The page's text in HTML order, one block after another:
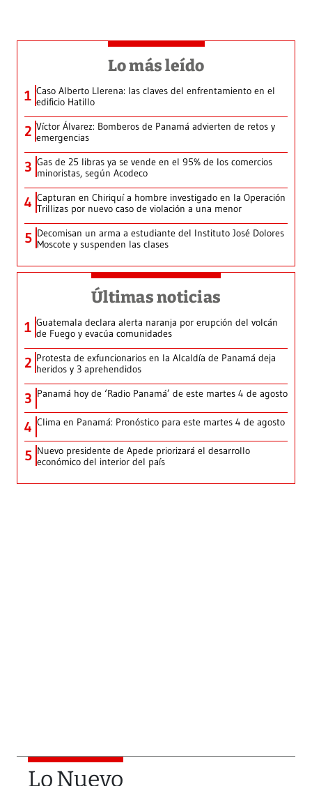
Lo más leído
1 Caso Alberto Llerena: las claves del enfrentamiento en el
edificio Hatillo
2 Víctor Álvarez: Bomberos de Panamá advierten de retos y
emergencias
3 Gas de 25 libras ya se vende en el 95% de los comercios
minoristas, según Acodeco
4 Capturan en Chiriquí a hombre investigado en la Operación
Trillizas por nuevo caso de violación a una menor
5 Decomisan un arma a estudiante del Instituto José Dolores
Moscote y suspenden las clases
Últimas noticias
1 Guatemala declara alerta naranja por erupción del volcán
de Fuego y evacúa comunidades
2 Protesta de exfuncionarios en la Alcaldía de Panamá deja
heridos y 3 aprehendidos
3 Panamá hoy de ‘Radio Panamá’ de este martes 4 de agosto
4 Clima en Panamá: Pronóstico para este martes 4 de agosto
5 Nuevo presidente de Apede priorizará el desarrollo
económico del interior del país
Lo Nuevo